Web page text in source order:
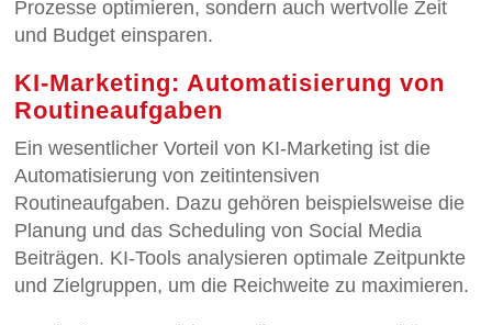
Prozesse optimieren, sondern auch wertvolle Zeit
und Budget einsparen.
KI-Marketing: Automatisierung von
Routineaufgaben
Ein wesentlicher Vorteil von KI-Marketing ist die
Automatisierung von zeitintensiven
Routineaufgaben. Dazu gehören beispielsweise die
Planung und das Scheduling von Social Media
Beiträgen. KI-Tools analysieren optimale Zeitpunkte
und Zielgruppen, um die Reichweite zu maximieren.